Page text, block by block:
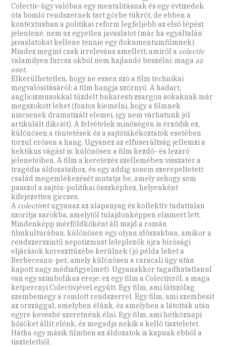
Colectiv-ügy valóban egy mentalitásnak és egy évtizedek
óta bomló rendszernek tart görbe tükröt, de ebben a
kontextusban a politikai reform legfeljebb az első lépést
jelentené, nem az egyetlen javaslatot (már ha egyáltalán
javaslatokat kellene tennie egy dokumentumfilmnek).
Mindez megint csak irreleváns amellett, amiről a colectiv
valamilyen furcsa okból nem hajlandó beszélni: maga az
eset.
Elkerülhetetlen, hogy ne essen szó a film technikai
megvalósításáról: a film hangja szörnyű. A hadart,
anglicizmusokkal tűzdelt bukaresti zsargon sokaknak már
megszokott lehet (fontos kiemelni, hogy a filmnek
nincsenek dramatizált elemei, így nem várhatunk jól
artikulált dikciót). A felvételek minőségén is érződik ez,
különösen a tüntetések és a sajtótákékoztatók esetében
torzul erősen a hang. Ugyanez az elfuseráltság jellemzi a
hektikus vágást is: különösen a film kezdő- és lezáró
jeleneteiben. A film a keretezés szellemében visszatér a
tragédia áldozataihoz, és egy addig sosem szerepeltetett
család megemlékezését mutatja be, amely sehogy sem
passzol a sajtós-politikai összképhez, helyenként
kifejezetten giccses.
A colectivet ugyanaz az alapanyag és kollektív tudattalan
szorítja sarokba, amelytől tulajdonképpen elismert lett.
Mindenképp mérföldkőként áll majd a román
filmkultúrában, különösen egy olyan időszakban, amikor a
rendszerszintű nepotizmust leleplezők újra bírósági
eljárások kereszttüzébe kerülnek (jó példa lehet a
Berbeceanu-per, amely különösen a caracali ügy után
kapott nagy médiafigyelmet). Ugyanakkor tagadhatatlanul
van egy szimbolikus ereje: ez egy film a Colectivről, a maga
kétpercnyi Colectivjével együtt. Egy film, ami látszólag
szembemegy a romlott rendszerrel. Egy film, ami szembesít
az országgal, amelyben élünk, és amelyben a látottak után
egyre kevésbé szeretnénk élni. Egy film, ami hétköznapi
hősöket állít elénk, és megadja nekik a kellő tiszteletet.
Hátha egy másik filmben az áldozatok is kapnak ebből a
tiszteletből.